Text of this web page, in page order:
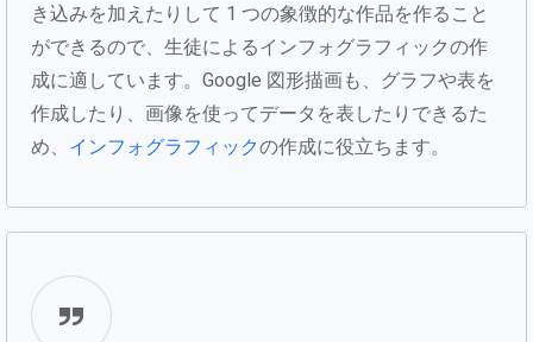
き込みを加えたりして 1 つの象徴的な作品を作ること
ができるので、生徒によるインフォグラフィックの作
成に適しています。Google 図形描画も、グラフや表を
作成したり、画像を使ってデータを表したりできるた
め、 インフォグラフィックの作成に役立ちます。